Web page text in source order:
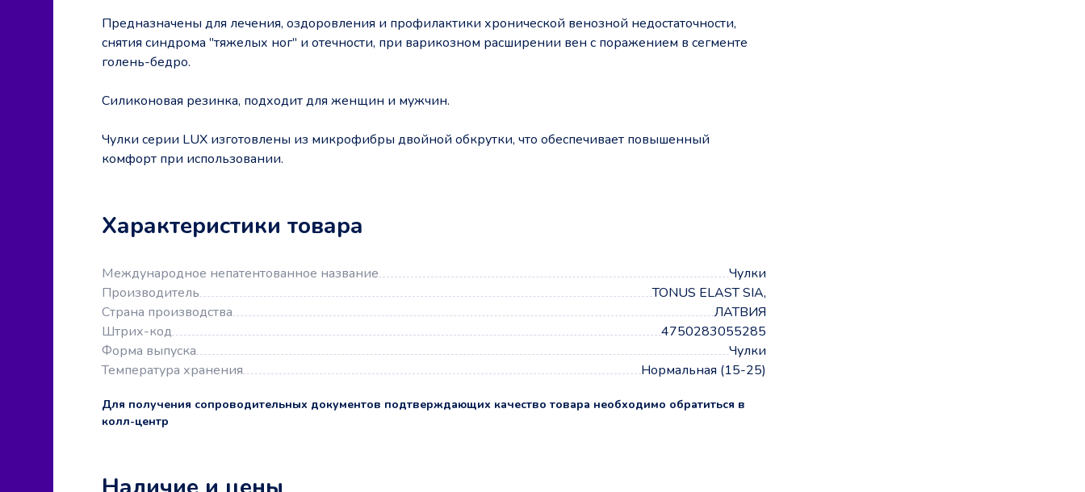
Предназначены для лечения, оздоровления и профилактики хронической венозной недостаточности,
снятия синдрома "тяжелых ног" и отечности, при варикозном расширении вен с поражением в сегменте
голень-бедро.
Силиконовая резинка, подходит для женщин и мужчин.
Чулки серии LUX изготовлены из микрофибры двойной обкрутки, что обеспечивает повышенный
комфорт при использовании.
Характеристики товара
Международное непатентованное название
Чулки
Производитель
TONUS ELAST SIA,
Страна производства
ЛАТВИЯ
Штрих-код
4750283055285
Форма выпуска
Чулки
Температура хранения
Нормальная (15-25)
Для получения сопроводительных документов подтверждающих качество товара необходимо обратиться в
колл-центр